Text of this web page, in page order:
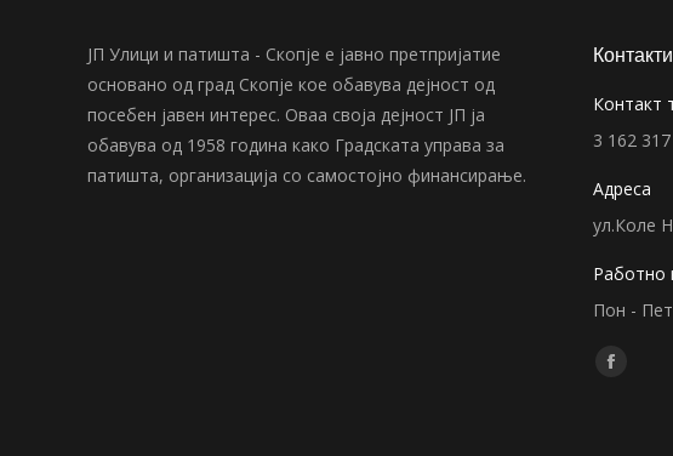
ЈП Улици и патишта - Скопје е јавно претпријатие
основано од град Скопје кое обавува дејност од
посебен јавен интерес. Оваа своја дејност ЈП ја
обавува од 1958 година како Градската управа за
патишта, организација со самостојно финансирање.
Контакт
3 162 317
Адреса
ул.Коле
Работно
Пон -
Find us on: